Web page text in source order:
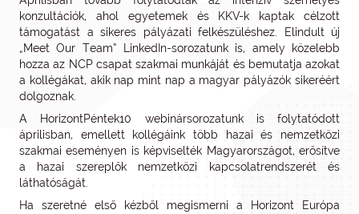
konzultációk, ahol egyetemek és KKV-k kaptak célzott
támogatást a sikeres pályázati felkészüléshez. Elindult új
„Meet Our Team” LinkedIn-sorozatunk is, amely közelebb
hozza az NCP csapat szakmai munkáját és bemutatja azokat
a kollégákat, akik nap mint nap a magyar pályázók sikeréért
dolgoznak.
A HorizontPéntek10 webinársorozatunk is folytatódott
áprilisban, emellett kollégáink több hazai és nemzetközi
szakmai eseményen is képviselték Magyarországot, erősítve
a hazai szereplők nemzetközi kapcsolatrendszerét és
láthatóságát.
Ha szeretné első kézből megismerni a Horizont Európa